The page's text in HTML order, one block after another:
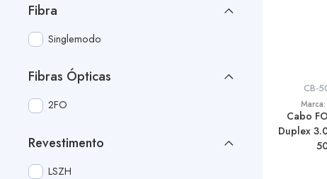
CB-
Marca:
Cabo
Duplex
Fibra
Singlemodo
Fibras Ópticas
2FO
Revestimento
LSZH